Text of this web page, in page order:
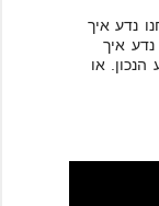
נדע איך
איך
או